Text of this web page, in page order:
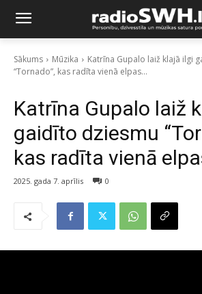
Sākums Mūzika
Katrīna Gupalo laiž klajā ilgi
“Tornado”, kas radīta vienā elpas...
Katrīna Gupalo laiž
gaidīto dziesmu
kas radīta vienā
2025. gada 7. aprīlis 0